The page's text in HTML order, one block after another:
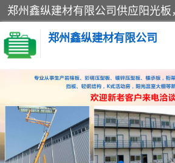
郑州鑫纵建材有限公司
高空瓦机租赁 ASA
CZ型钢 FRP